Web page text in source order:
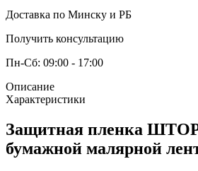
Доставка по Минску и РБ
Получить консультацию
Пн-Сб: 09:00 - 17:00
Описание
Характеристики
Защитная пленка
бумажной малярной